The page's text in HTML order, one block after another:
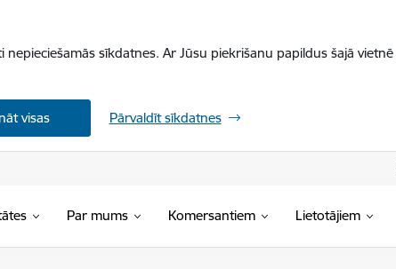
sīkdatnes. Ar Jūsu piekrišanu papildus šajā
visas Pārvaldīt sīkdatnes
Par mums Komersantiem Lietotājiem